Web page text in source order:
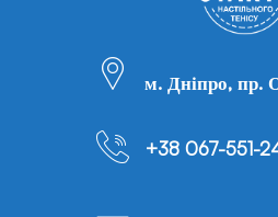
м. Дніпро, пр.
+38 067-551-